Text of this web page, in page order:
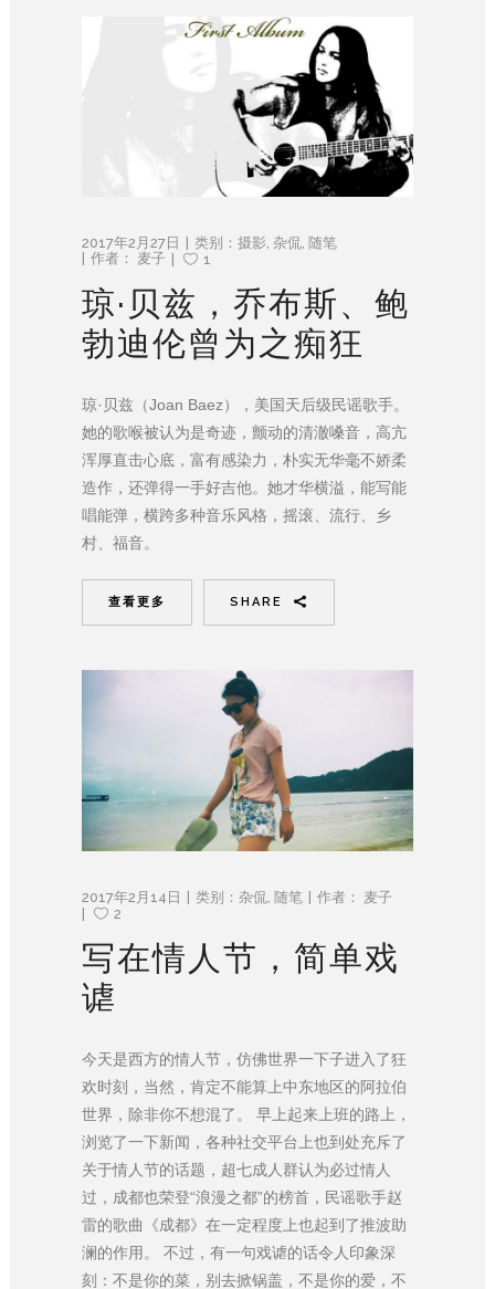
2017年2月27日 类别： 摄影, 杂侃, 随笔
作者： 麦子 1
琼·贝兹，乔布斯、鲍
勃迪伦曾为之痴狂
琼·贝兹（Joan Baez），美国天后级民谣歌手。
她的歌喉被认为是奇迹，颤动的清澈嗓音，高亢
浑厚直击心底，富有感染力，朴实无华毫不娇柔
造作，还弹得一手好吉他。她才华横溢，能写能
唱能弹，横跨多种音乐风格，摇滚、流行、乡
村、福音。
查看更多 SHARE
2017年2月14日 类别： 杂侃, 随笔 作者： 麦子
2
写在情人节，简单戏
谑
今天是西方的情人节，仿佛世界一下子进入了狂
欢时刻，当然，肯定不能算上中东地区的阿拉伯
世界，除非你不想混了。 早上起来上班的路上，
浏览了一下新闻，各种社交平台上也到处充斥了
关于情人节的话题，超七成人群认为必过情人
过，成都也荣登“浪漫之都”的榜首，民谣歌手赵
雷的歌曲《成都》在一定程度上也起到了推波助
澜的作用。 不过，有一句戏谑的话令人印象深
刻：不是你的菜，别去掀锅盖，不是你的爱，不